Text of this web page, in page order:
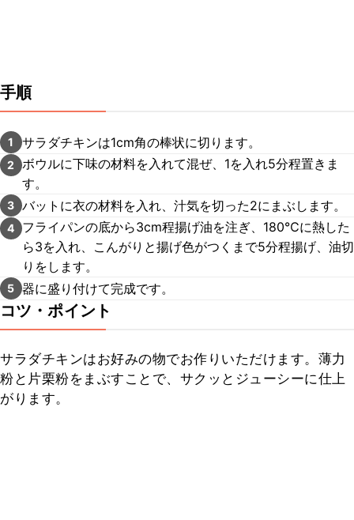
手順
1 サラダチキンは1cm角の棒状に切ります。
2
ボウルに下味の材料を入れて混ぜ、1を入れ5分程置きま
す。
3 バットに衣の材料を入れ、汁気を切った2にまぶします。
4
フライパンの底から3cm程揚げ油を注ぎ、180℃に熱した
ら3を入れ、こんがりと揚げ色がつくまで5分程揚げ、油切
りをします。
5 器に盛り付けて完成です。
コツ・ポイント
サラダチキンはお好みの物でお作りいただけます。薄力
粉と片栗粉をまぶすことで、サクッとジューシーに仕上
がります。